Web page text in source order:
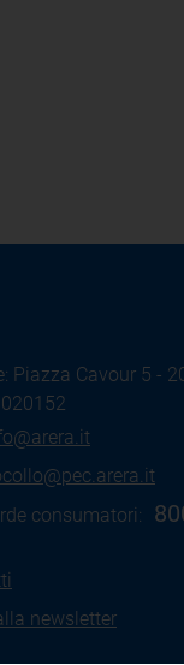
Piazza Cavour 5 -
consumatori:
newsletter